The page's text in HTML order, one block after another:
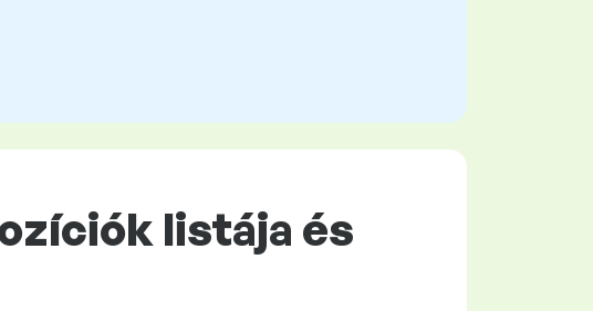
listája és